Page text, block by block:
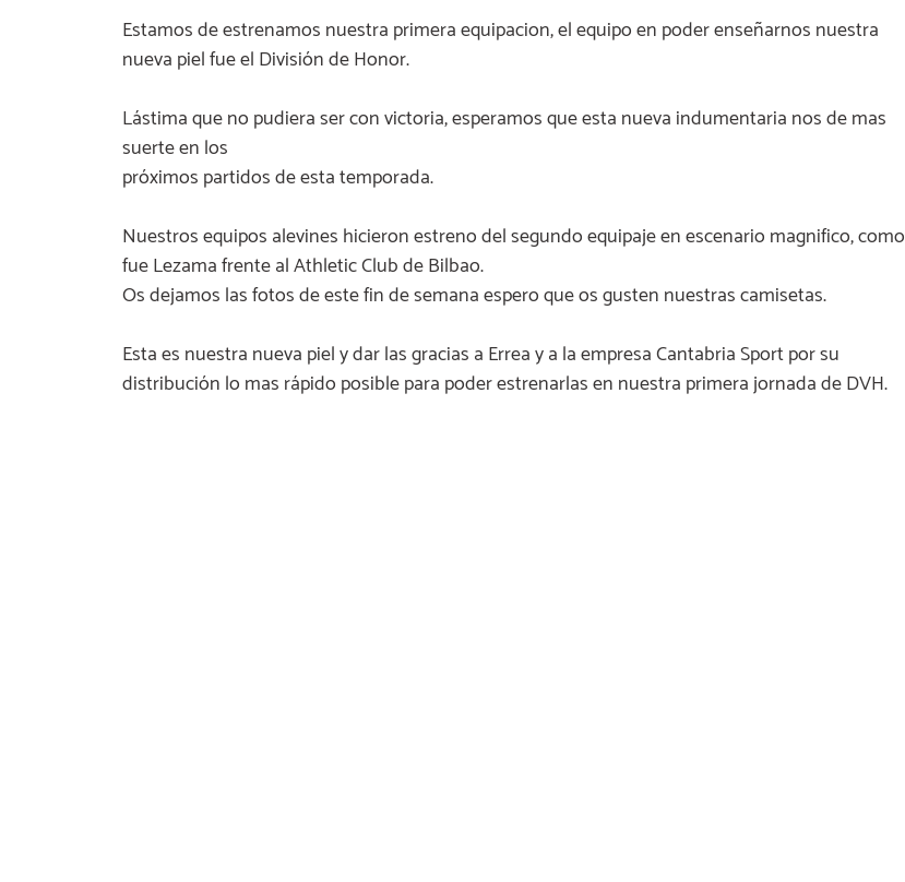
Estamos de estrenamos nuestra primera equipacion, el equipo en poder enseñarnos nuestra
nueva piel fue el División de Honor.
Lástima que no pudiera ser con victoria, esperamos que esta nueva indumentaria nos de mas
suerte en los
próximos partidos de esta temporada.
Nuestros equipos alevines hicieron estreno del segundo equipaje en escenario magnifico, como
fue Lezama frente al Athletic Club de Bilbao.
Os dejamos las fotos de este fin de semana espero que os gusten nuestras camisetas.
Esta es nuestra nueva piel y dar las gracias a Errea y a la empresa Cantabria Sport por su
distribución lo mas rápido posible para poder estrenarlas en nuestra primera jornada de DVH.